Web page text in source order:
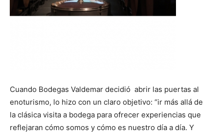
Cuando Bodegas Valdemar decidió abrir las puertas al
enoturismo, lo hizo con un claro objetivo: “ir más allá de
la clásica visita a bodega para ofrecer experiencias que
reflejaran cómo somos y cómo es nuestro día a día. Y